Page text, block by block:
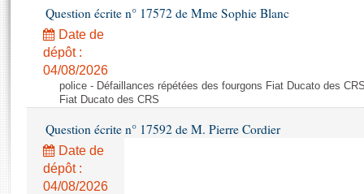
Projets de loi
Propositions de loi
Amendements
Textes adoptés
Rapports législatifs
Rapports sur l'application des lois
Histoire
Juniors
Anciennes législatures
Contacts et plan d'accès
Photos libres de droit
Question écrite n° 17572 de Mme Sophie Blanc
Date de
dépôt :
04/08/2026
police - Défaillances répétées des fourgons Fiat Ducato des
Fiat Ducato des CRS
Question écrite n° 17592 de M. Pierre Cordier
Date de
dépôt :
04/08/2026